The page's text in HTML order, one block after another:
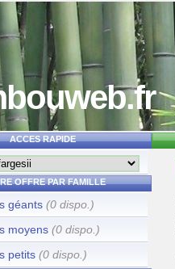
ACCES RAPIDE
OFFRE PAR FAMILLE
géants (0 dispo.)
moyens (0 dispo.)
petits (0 dispo.)